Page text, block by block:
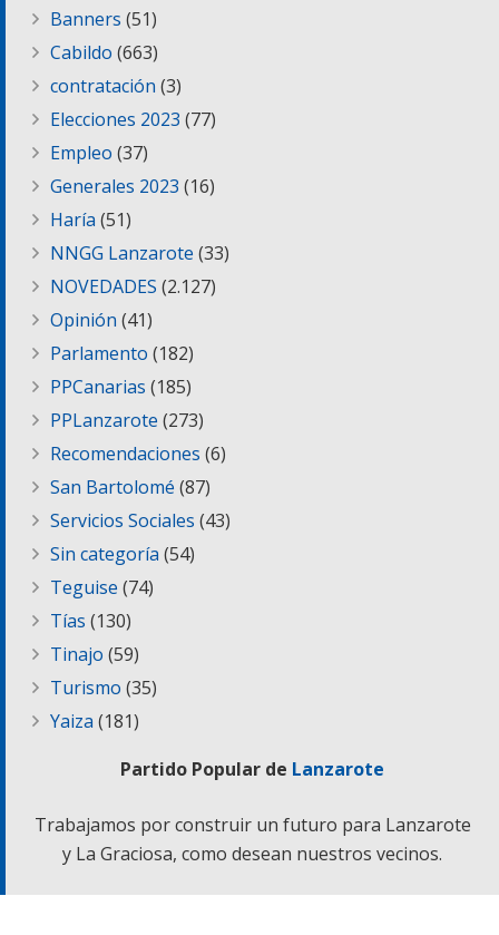
Banners (51)
Cabildo (663)
contratación (3)
Elecciones 2023 (77)
Empleo (37)
Generales 2023 (16)
Haría (51)
NNGG Lanzarote (33)
NOVEDADES (2.127)
Opinión (41)
Parlamento (182)
PPCanarias (185)
PPLanzarote (273)
Recomendaciones (6)
San Bartolomé (87)
Servicios Sociales (43)
Sin categoría (54)
Teguise (74)
Tías (130)
Tinajo (59)
Turismo (35)
Yaiza (181)
Partido Popular de Lanzarote
Trabajamos por construir un futuro para Lanzarote
y La Graciosa, como desean nuestros vecinos.